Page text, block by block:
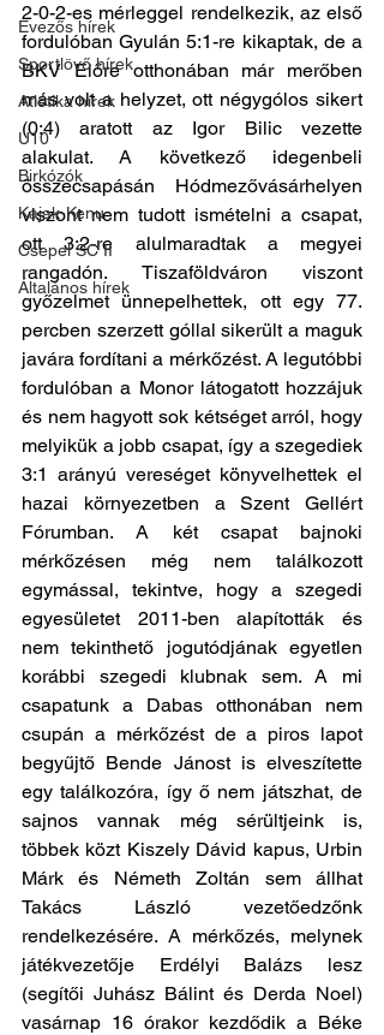
Evezős hírek
Sportlövő hírek
Atlétika hírek
U10
Birkózók
Kajak-Kenu
Csepel SC II
Általános hírek
2-0-2-es mérleggel rendelkezik, az első
fordulóban Gyulán 5:1-re kikaptak, de a
BKV Előre otthonában már merőben
más volt a helyzet, ott négygólos sikert
(0:4) aratott az Igor Bilic vezette
alakulat. A következő idegenbeli
összecsapásán Hódmezővásárhelyen
viszont nem tudott ismételni a csapat,
ott 3:2-re alulmaradtak a megyei
rangadón. Tiszaföldváron viszont
győzelmet ünnepelhettek, ott egy 77.
percben szerzett góllal sikerült a maguk
javára fordítani a mérkőzést. A legutóbbi
fordulóban a Monor látogatott hozzájuk
és nem hagyott sok kétséget arról, hogy
melyikük a jobb csapat, így a szegediek
3:1 arányú vereséget könyvelhettek el
hazai környezetben a Szent Gellért
Fórumban. A két csapat bajnoki
mérkőzésen még nem találkozott
egymással, tekintve, hogy a szegedi
egyesületet 2011-ben alapították és
nem tekinthető jogutódjának egyetlen
korábbi szegedi klubnak sem. A mi
csapatunk a Dabas otthonában nem
csupán a mérkőzést de a piros lapot
begyűjtő Bende Jánost is elveszítette
egy találkozóra, így ő nem játszhat, de
sajnos vannak még sérültjeink is,
többek közt Kiszely Dávid kapus, Urbin
Márk és Németh Zoltán sem állhat
Takács László vezetőedzőnk
rendelkezésére. A mérkőzés, melynek
játékvezetője Erdélyi Balázs lesz
(segítői Juhász Bálint és Derda Noel)
vasárnap 16 órakor kezdődik a Béke